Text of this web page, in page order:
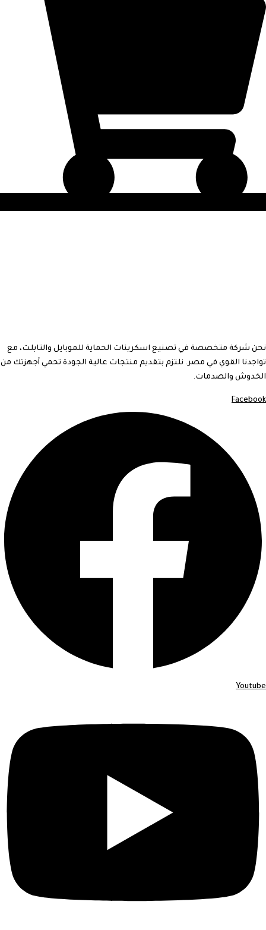
نحن شركة متخصصة في تصنيع اسكرينات الحماية للموبايل والتابلت، مع
تواجدنا القوي في مصر. نلتزم بتقديم منتجات عالية الجودة تحمي أجهزتك من
الخدوش والصدمات.
Facebook
Youtube